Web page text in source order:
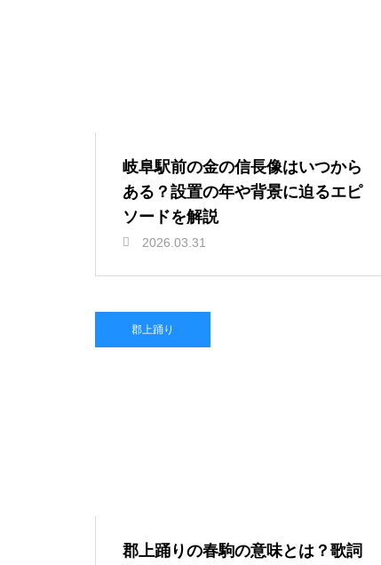
岐阜駅前の金の信長像はいつから
ある？設置の年や背景に迫るエピ
ソードを解説
2026.03.31
郡上踊り
郡上踊りの春駒の意味とは？歌詞